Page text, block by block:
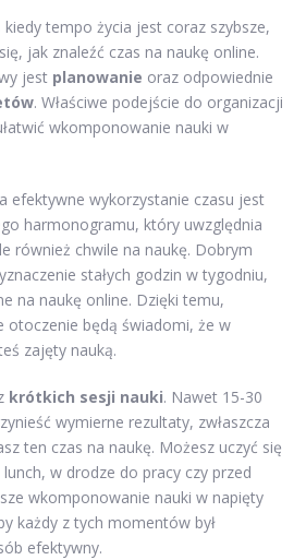
kiedy tempo życia jest coraz szybsze,
jak znaleźć czas na naukę online.
jest planowanie oraz odpowiednie
. Właściwe podejście do organizacji
wkomponowanie nauki w
efektywne wykorzystanie czasu jest
harmonogramu, który uwzględnia
również chwile na naukę. Dobrym
stałych godzin w tygodniu,
na naukę online. Dzięki temu,
otoczenie będą świadomi, że w
zajęty nauką.
krótkich sesji nauki. Nawet 15-30
wymierne rezultaty, zwłaszcza
ten czas na naukę. Możesz uczyć się
w drodze do pracy czy przed
wkomponowanie nauki w napięty
każdy z tych momentów był
efektywny.